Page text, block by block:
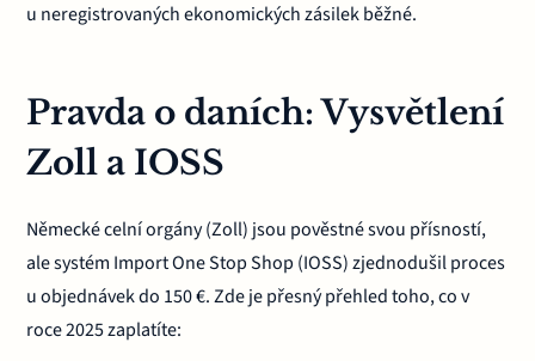
u neregistrovaných ekonomických zásilek běžné.
Pravda o daních: Vysvětlení
Zoll a IOSS
Německé celní orgány (Zoll) jsou pověstné svou přísností,
ale systém Import One Stop Shop (IOSS) zjednodušil proces
u objednávek do 150 €. Zde je přesný přehled toho, co v
roce 2025 zaplatíte: